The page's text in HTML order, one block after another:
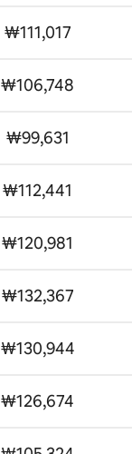
₩111,017
₩106,748
₩99,631
₩112,441
₩120,981
₩132,367
₩130,944
₩126,674